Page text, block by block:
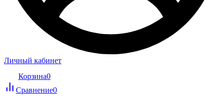
Личный кабинет
Корзина0
Сравнение0